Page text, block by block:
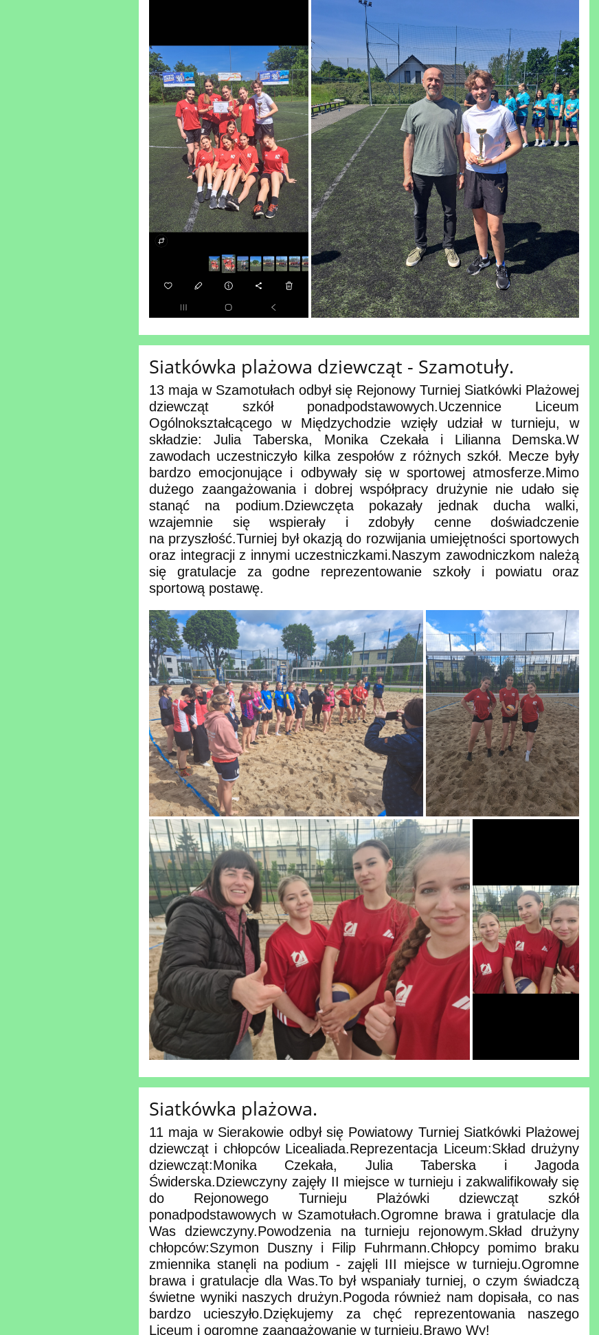
Siatkówka plażowa dziewcząt - Szamotuły.
13 maja w Szamotułach odbył się Rejonowy Turniej Siatkówki Plażowej
dziewcząt szkół ponadpodstawowych.Uczennice Liceum
Ogólnokształcącego w Międzychodzie wzięły udział w turnieju, w
składzie: Julia Taberska, Monika Czekała i Lilianna Demska.W
zawodach uczestniczyło kilka zespołów z różnych szkół. Mecze były
bardzo emocjonujące i odbywały się w sportowej atmosferze.Mimo
dużego zaangażowania i dobrej współpracy drużynie nie udało się
stanąć na podium.Dziewczęta pokazały jednak ducha walki,
wzajemnie się wspierały i zdobyły cenne doświadczenie
na przyszłość.Turniej był okazją do rozwijania umiejętności sportowych
oraz integracji z innymi uczestniczkami.Naszym zawodniczkom należą
się gratulacje za godne reprezentowanie szkoły i powiatu oraz
sportową postawę.
Siatkówka plażowa.
11 maja w Sierakowie odbył się Powiatowy Turniej Siatkówki Plażowej
dziewcząt i chłopców Licealiada.Reprezentacja Liceum:Skład drużyny
dziewcząt:Monika Czekała, Julia Taberska i Jagoda
Świderska.Dziewczyny zajęły II miejsce w turnieju i zakwalifikowały się
do Rejonowego Turnieju Plażówki dziewcząt szkół
ponadpodstawowych w Szamotułach.Ogromne brawa i gratulacje dla
Was dziewczyny.Powodzenia na turnieju rejonowym.Skład drużyny
chłopców:Szymon Duszny i Filip Fuhrmann.Chłopcy pomimo braku
zmiennika stanęli na podium - zajęli III miejsce w turnieju.Ogromne
brawa i gratulacje dla Was.To był wspaniały turniej, o czym świadczą
świetne wyniki naszych drużyn.Pogoda również nam dopisała, co nas
bardzo ucieszyło.Dziękujemy za chęć reprezentowania naszego
Liceum i ogromne zaangażowanie w turnieju.Brawo Wy!